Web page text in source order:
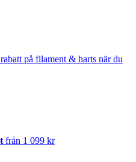
på filament & harts när du
från 1 099 kr